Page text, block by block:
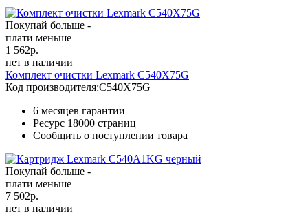
Покупай больше -
плати меньше
1 562р.
нет в наличии
Комплект очистки Lexmark C540X75G
Код производителя:C540X75G
6 месяцев гарантии
Ресурс 18000 страниц
Сообщить о поступлении товара
Покупай больше -
плати меньше
7 502р.
нет в наличии